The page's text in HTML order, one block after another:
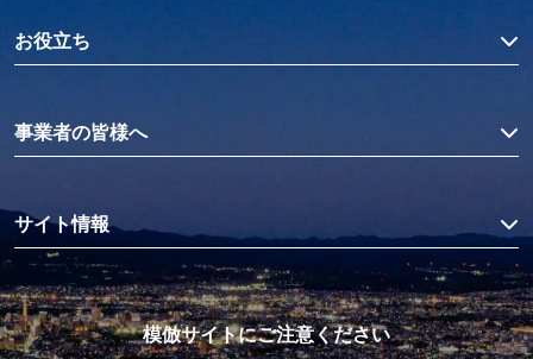
お役立ち
事業者の皆様へ
サイト情報
模倣サイトにご注意ください